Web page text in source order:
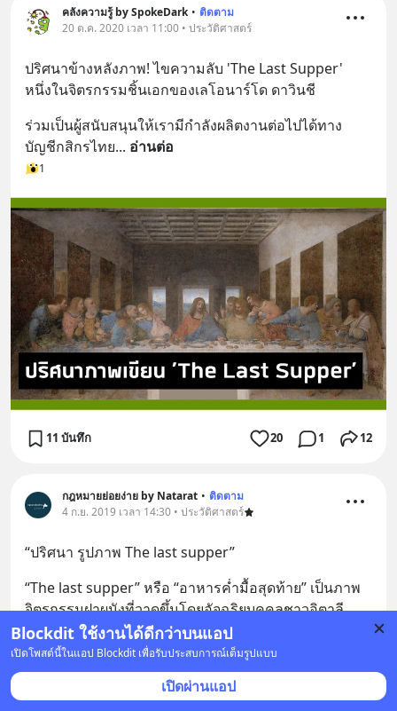
Blockdit ใช้งานได้ดีกว่าบนแอป
เปิดโพสต์นี้ในแอป Blockdit เพื่อรับประสบการณ์เต็มรูปแบบ
เปิดผ่านแอป
คลังความรู้ by SpokeDark • ติดตาม
20 ต.ค. 2020 เวลา 11:00 • ประวัติศาสตร์
ปริศนาข้างหลังภาพ! ไขความลับ 'The Last Supper'
หนึ่งในจิตรกรรมชิ้นเอกของเลโอนาร์โด ดาวินชี
ร่วมเป็นผู้สนับสนุนให้เรามีกำลังผลิตงานต่อไปได้ทาง
บัญชีกสิกรไทย... อ่านต่อ
1
11 บันทึก 20 1 12
กฎหมายย่อยง่าย by Natarat • ติดตาม
4 ก.ย. 2019 เวลา 14:30 • ประวัติศาสตร์
“ปริศนา รูปภาพ The last supper”
“The last supper” หรือ “อาหารค่ำมื้อสุดท้าย” เป็นภาพ
จิตรกรรมฝาผนังที่วาดขึ้นโดยอัจฉริยบุคคลชาวอิตาลี
“เลโอนาร์โด ดา วินชี่” ที่วาดขึ้นเมื่อประมาณ ปี ค
ต่อ